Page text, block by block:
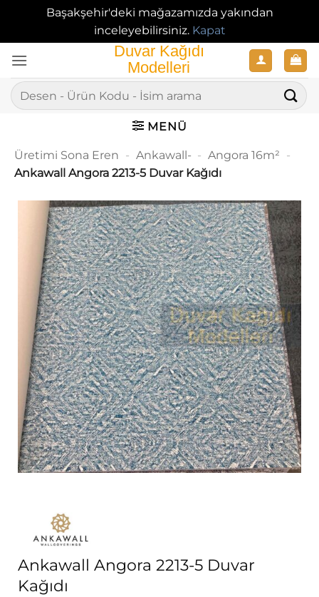
Başakşehir'deki mağazamızda yakından
inceleyebilirsiniz. Kapat
atla
Ara:
MENÜ
Üretimi Sona Eren - Ankawall- - Angora 16m² -
Ankawall Angora 2213-5 Duvar Kağıdı
Ankawall Angora 2213-5 Duvar
Kağıdı